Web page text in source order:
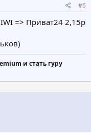
#6
=> Приват24 2,15р
и стать гуру